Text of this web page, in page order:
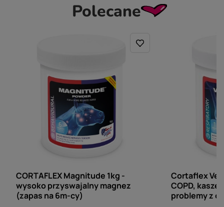
Polecane
CORTAFLEX Magnitude 1kg -
wysoko przyswajalny magnez
(zapas na 6m-cy)
Cortaflex
COPD,
problemy z